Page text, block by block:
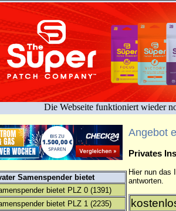
Die Webseite funktioniert wieder
Samenspender bietet
bietet PLZ 0 (1391)
bietet PLZ 1 (2235)
Angebot
Privates
Hier nun das
antworten.